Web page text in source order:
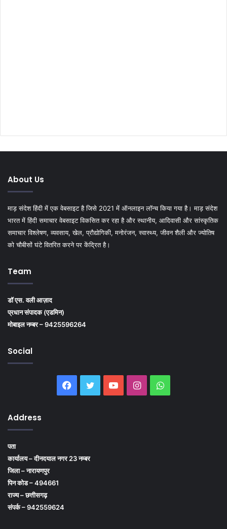
About Us
माड़ संदेश हिंदी में एक वेबसाइट है जिसे 2021 में ऑनलाइन लॉन्च किया गया है। माड़ संदेश
भारत में हिंदी समाचार वेबसाइट विकसित कर रहा है और स्थानीय, आदिवासी और सांस्कृतिक
समाचार विश्लेषण, व्यवसाय, खेल, प्रौद्योगिकी, मनोरंजन, स्वास्थ्य, जीवन शैली और ज्योतिष
को चौबीसों घंटे वितरित करने पर केंद्रित है।
Team
डॉ एस. वली आज़ाद
प्रधान संपादक (एडमिन)
मोबाइल नम्बर – 9425596264
Social
Facebook
TwitterYouTubeInstagramWhatsApp
Address
पता
कार्यालय – दीनदयाल नगर 23 नम्बर
जिला – नारायणपुर
पिन कोड – 494661
राज्य – छत्तीसगढ़
संपर्क – 942559624